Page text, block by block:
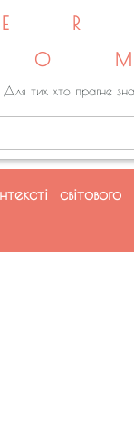
Для тих хто прагне
світового